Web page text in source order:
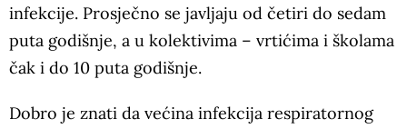
infekcije. Prosječno se javljaju od četiri do sedam
puta godišnje, a u kolektivima – vrtićima i školama
čak i do 10 puta godišnje.
Dobro je znati da većina infekcija respiratornog